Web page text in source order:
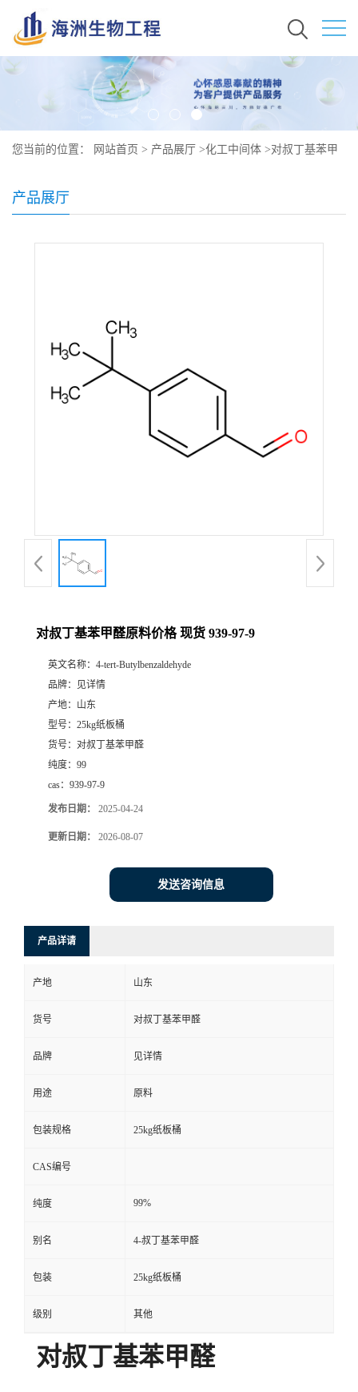
您当前的位置： 网站首页 > 产品展厅 >化工中间体 >对叔丁基苯甲
产品展厅
对叔丁基苯甲醛原料价格 现货 939-97-9
英文名称： 4-tert-Butylbenzaldehyde
品牌：
见详情
产地： 山东
型号： 25kg纸板桶
货号： 对叔丁基苯甲醛
纯度： 99
cas： 939-97-9
发布日期： 2025-04-24
更新日期： 2026-08-07
发送咨询信息
产品详请
产地 山东
货号 对叔丁基苯甲醛
品牌 见详情
用途 原料
包装规格 25kg纸板桶
CAS编号
纯度 99%
别名 4-叔丁基苯甲醛
包装 25kg纸板桶
级别 其他
对叔丁基苯甲醛